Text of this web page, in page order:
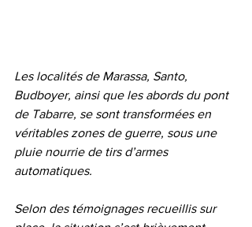
Les localités de Marassa, Santo,
Budboyer, ainsi que les abords du pont
de Tabarre, se sont transformées en
véritables zones de guerre, sous une
pluie nourrie de tirs d’armes
automatiques.
Selon des témoignages recueillis sur